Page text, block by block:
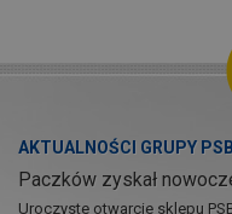
AKTUALNOŚCI GRUPY PSB
Paczków zyskał
Uroczyste otwarcie sklepu